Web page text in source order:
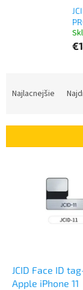
i
Najlacnejšie
JCID Face ID
Apple iPhone 11